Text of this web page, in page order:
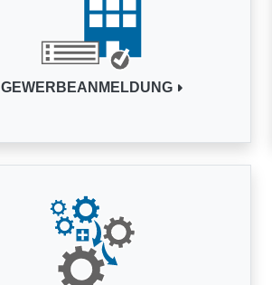
GEWERBEANMELDUNG